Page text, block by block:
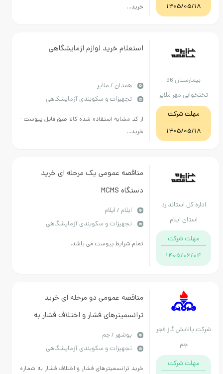
1405/05/18
خرید...
بیمارستان 96
تختخوابی مهر ملایر
مهلت شرکت
1405/05/18
استعلام خرید لوازم ازمایشگاهی
همدان / ملایر
تجهیزات و سکوبندی آزمایشگاهی
از کد مشابه استفاده شده کالا طبق فایل پیوست -
خرید...
اداره کل استاندارد
استان ایلام
مهلت شرکت
1405/06/04
مناقصه عمومی یک مرحله ای خرید
دستگاه MCMS
ايلام / ایلام
تجهیزات و سکوبندی آزمایشگاهی
تمام شرایط پیوست می باشد.
شرکت پالایش گاز فجر
جم
مهلت شرکت
مناقصه عمومی دو مرحله ای خرید
ترانسمیترهای فشار و اختلاف فشار به
شماره K40405-0400043-Aبوشهر / جم
تجهیزات و سکوبندی آزمایشگاهی
خرید ترانسمیترهای فشار و اختلاف فشار به شماره